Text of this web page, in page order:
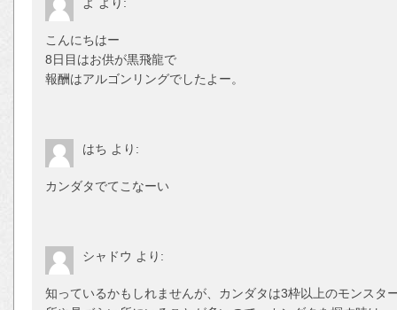
こんにちはー
8日目はお供が黒飛龍で
報酬はアルゴンリングでしたよー。
はち より:
カンダタでてこなーい
シャドウ より:
知っているかもしれませんが、カンダタは3枠以上のモンスタ